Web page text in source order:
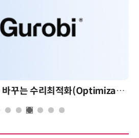
AI 시대의 의사결정을 바꾸는 수리최적화(Optimization): 실제 산업 적용 사례와 활용 전략